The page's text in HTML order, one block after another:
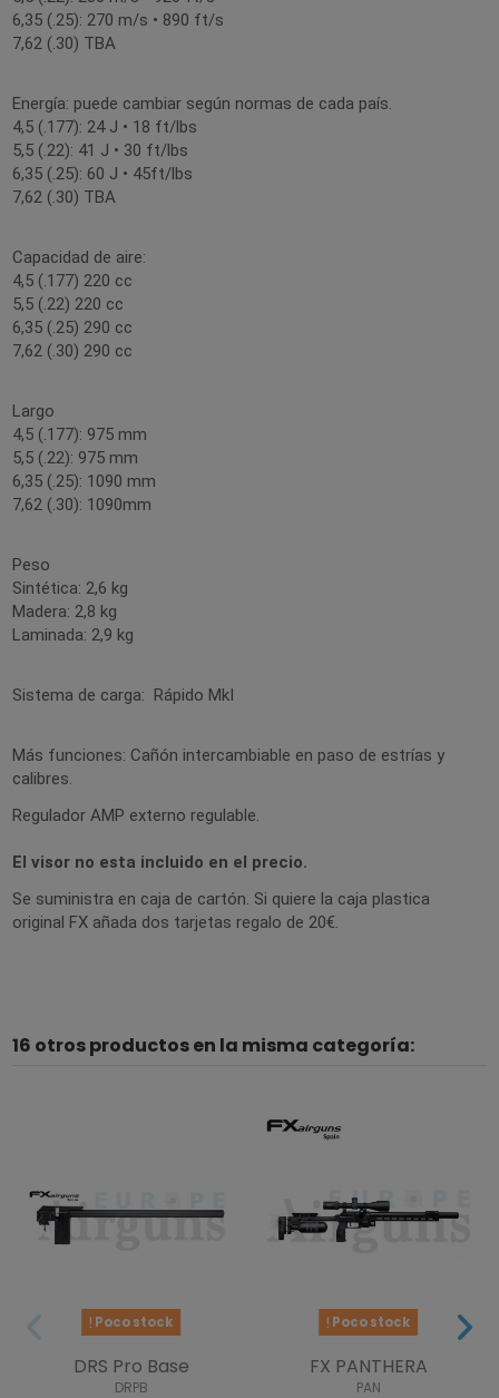
6,35 (.25): 270 m/s • 890 ft/s
7,62 (.30) TBA
Energía: puede cambiar según normas de cada país.
4,5 (.177): 24 J • 18 ft/lbs
5,5 (.22): 41 J • 30 ft/lbs
6,35 (.25): 60 J • 45ft/lbs
7,62 (.30) TBA
Capacidad de aire:
4,5 (.177) 220 cc
5,5 (.22) 220 cc
6,35 (.25) 290 cc
7,62 (.30) 290 cc
Largo
4,5 (.177): 975 mm
5,5 (.22): 975 mm
6,35 (.25): 1090 mm
7,62 (.30): 1090mm
Peso
Sintética: 2,6 kg
Madera: 2,8 kg
Laminada: 2,9 kg
Sistema de carga: Rápido MkI
Más funciones: Cañón intercambiable en paso de estrías y
calibres.
Regulador AMP externo regulable.
El visor no esta incluido en el precio.
Se suministra en caja de cartón. Si quiere la caja plastica
original FX añada dos tarjetas regalo de 20€.
16 otros productos en la misma categoría:
Poco stock
DRS Pro Base
DRPB
Poco stock
FX PANTHERA
PAN